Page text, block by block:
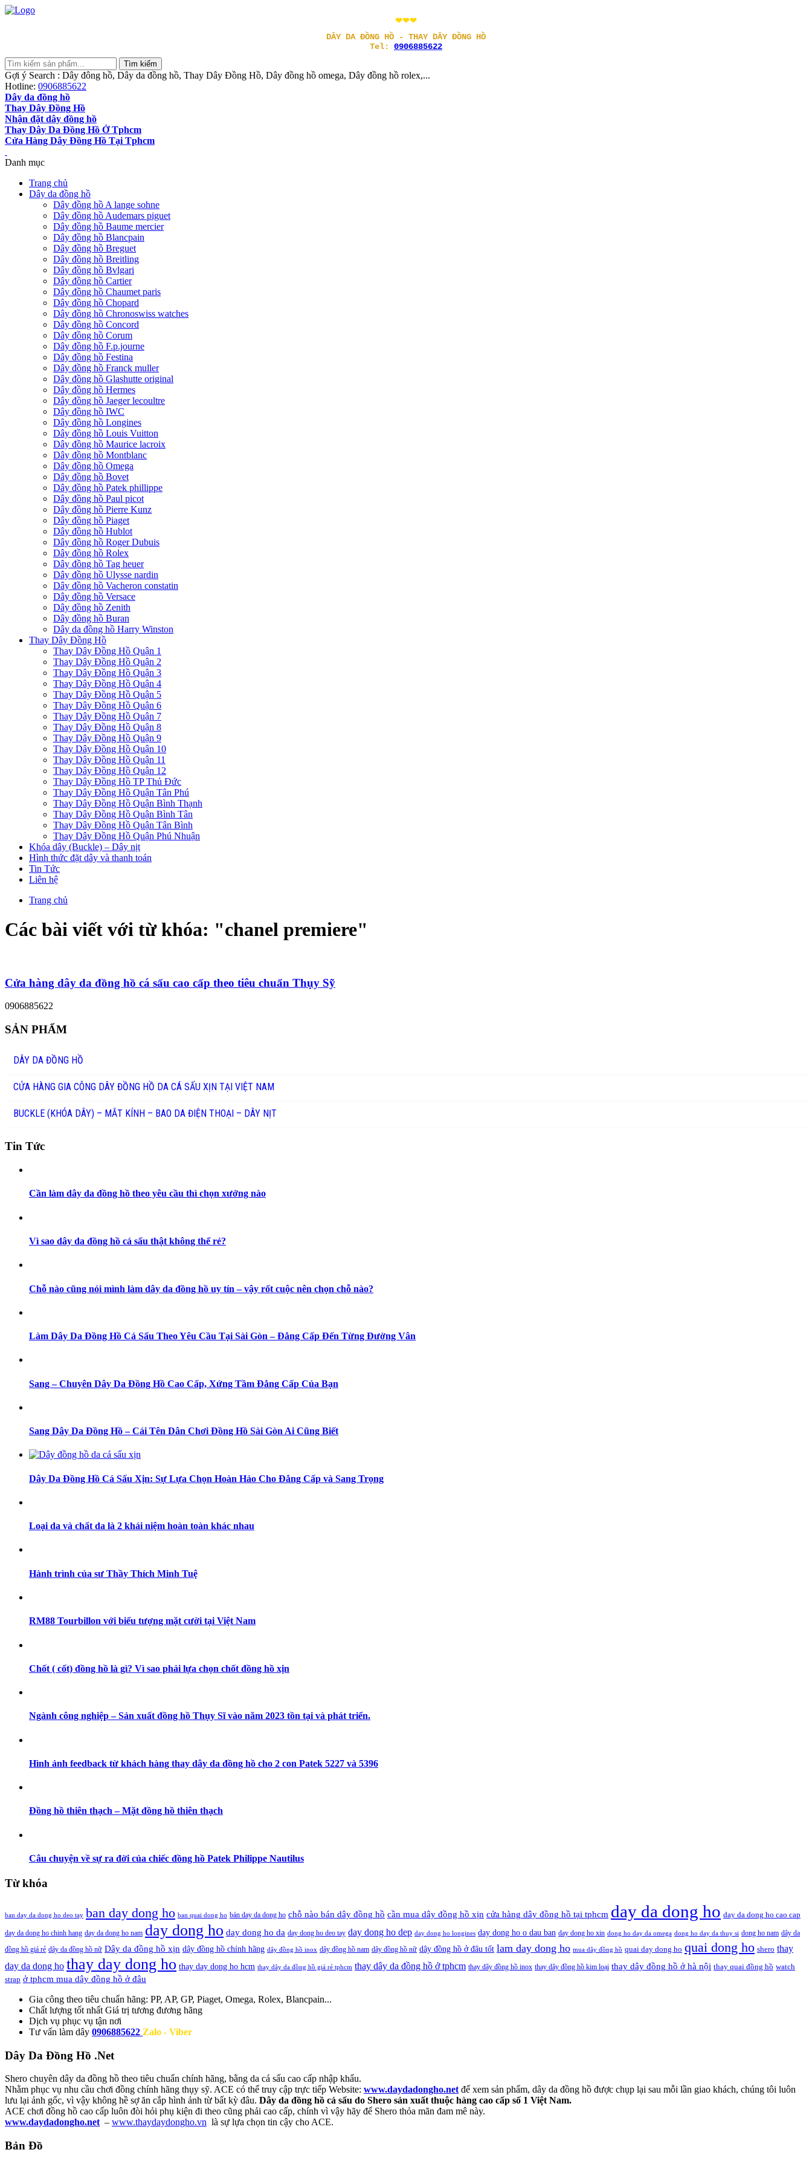
❤❤❤
DÂY DA ĐỒNG HỒ - THAY DÂY ĐỒNG HỒ
Tel: 0906885622
Gợi ý Search : Dây đông hồ, Dây da đồng hồ, Thay Dây Đồng Hồ, Dây đồng hồ omega, Dây đồng hồ rolex,...
Hotline: 0906885622
Dây da đồng hồ
Thay Dây Đồng Hồ
Nhận đặt dây đồng hồ
Thay Dây Da Đồng Hồ Ở Tphcm
Cửa Hàng Dây Đồng Hồ Tại Tphcm
Danh mục
Trang chủ
Dây da đồng hồ
Dây đồng hồ A lange sohne
Dây đồng hồ Audemars piguet
Dây đồng hồ Baume mercier
Dây đồng hồ Blancpain
Dây đồng hồ Breguet
Dây đồng hồ Breitling
Dây đồng hồ Bvlgari
Dây đồng hồ Cartier
Dây đồng hồ Chaumet paris
Dây đồng hồ Chopard
Dây đồng hồ Chronoswiss watches
Dây đồng hồ Concord
Dây đồng hồ Corum
Dây đồng hồ F.p.journe
Dây đồng hồ Festina
Dây đồng hồ Franck muller
Dây đồng hồ Glashutte original
Dây đồng hồ Hermes
Dây đồng hồ Jaeger lecoultre
Dây đồng hồ IWC
Dây đồng hồ Longines
Dây đồng hồ Louis Vuitton
Dây đồng hồ Maurice lacroix
Dây đồng hồ Montblanc
Dây đồng hồ Omega
Dây đồng hồ Bovet
Dây đồng hồ Patek phillippe
Dây đồng hồ Paul picot
Dây đồng hồ Pierre Kunz
Dây đồng hồ Piaget
Dây đồng hồ Hublot
Dây đồng hồ Roger Dubuis
Dây đồng hồ Rolex
Dây đồng hồ Tag heuer
Dây đồng hồ Ulysse nardin
Dây đồng hồ Vacheron constatin
Dây đồng hồ Versace
Dây đồng hồ Zenith
Dây đồng hồ Buran
Dây da đồng hồ Harry Winston
Thay Dây Đồng Hồ
Thay Dây Đồng Hồ Quận 1
Thay Dây Đồng Hồ Quận 2
Thay Dây Đồng Hồ Quận 3
Thay Dây Đồng Hồ Quận 4
Thay Dây Đồng Hồ Quận 5
Thay Dây Đồng Hồ Quận 6
Thay Dây Đồng Hồ Quận 7
Thay Dây Đồng Hồ Quận 8
Thay Dây Đồng Hồ Quận 9
Thay Dây Đồng Hồ Quận 10
Thay Dây Đồng Hồ Quận 11
Thay Dây Đồng Hồ Quận 12
Thay Dây Đồng Hồ TP Thủ Đức
Thay Dây Đồng Hồ Quận Tân Phú
Thay Dây Đồng Hồ Quận Bình Thạnh
Thay Dây Đồng Hồ Quận Bình Tân
Thay Dây Đồng Hồ Quận Tân Bình
Thay Dây Đồng Hồ Quận Phú Nhuận
Khóa dây (Buckle) – Dây nịt
Hình thức đặt dây và thanh toán
Tin Tức
Liên hệ
Trang chủ
Các bài viết với từ khóa: "chanel premiere"
Cửa hàng dây da đồng hồ cá sấu cao cấp theo tiêu chuẩn Thụy Sỹ
0906885622
SẢN PHẨM
DÂY DA ĐỒNG HỒ
CỬA HÀNG GIA CÔNG DÂY ĐỒNG HỒ DA CÁ SẤU XỊN TẠI VIỆT NAM
BUCKLE (KHÓA DÂY) – MẮT KÍNH – BAO DA ĐIỆN THOẠI – DÂY NỊT
Tin Tức
Cần làm dây da đồng hồ theo yêu cầu thì chọn xưởng nào
Vì sao dây da đồng hồ cá sấu thật không thể rẻ?
Chỗ nào cũng nói mình làm dây da đồng hồ uy tín – vậy rốt cuộc nên chọn chỗ nào?
Làm Dây Da Đồng Hồ Cá Sấu Theo Yêu Cầu Tại Sài Gòn – Đẳng Cấp Đến Từng Đường Vân
Sang – Chuyên Dây Da Đồng Hồ Cao Cấp, Xứng Tầm Đẳng Cấp Của Bạn
Sang Dây Da Đồng Hồ – Cái Tên Dân Chơi Đồng Hồ Sài Gòn Ai Cũng Biết
Dây Da Đồng Hồ Cá Sấu Xịn: Sự Lựa Chọn Hoàn Hảo Cho Đẳng Cấp và Sang Trọng
Loại da và chất da là 2 khái niệm hoàn toàn khác nhau
Hành trình của sư Thầy Thích Minh Tuệ
RM88 Tourbillon với biểu tượng mặt cười tại Việt Nam
Chốt ( cốt) đồng hồ là gì? Vì sao phải lựa chọn chốt đồng hồ xịn
Ngành công nghiệp – Sản xuất đồng hồ Thụy Sĩ vào năm 2023 tồn tại và phát triển.
Hình ảnh feedback từ khách hàng thay dây da đồng hồ cho 2 con Patek 5227 và 5396
Đồng hồ thiên thạch – Mặt đồng hồ thiên thạch
Câu chuyện về sự ra đời của chiếc đồng hồ Patek Philippe Nautilus
Từ khóa
ban day da dong ho deo tay ban day dong ho ban quai dong ho bán day da dong ho chỗ nào bán dây đồng hồ cần mua dây đồng hồ xịn cửa hàng dây đồng hồ tại tphcm day da dong ho day da dong ho cao cap
day da dong ho chinh hang day da dong ho nam day dong ho day dong ho da day dong ho deo tay day dong ho dep day dong ho longines day dong ho o dau ban day dong ho xin dong ho day da omega dong ho day da thuy si dong ho nam dây da
đồng hồ giá rẻ dây da đồng hồ nữ Dây da đồng hồ xịn dây đồng hồ chính hãng dây đồng hồ inox dây đồng hồ nam dây đồng hồ nữ dây đồng hồ ở đâu tốt lam day dong ho mua dây đồng hồ quai day dong ho quai dong ho shero thay
day da dong ho thay day dong ho thay day dong ho hcm thay dây da đồng hồ giá rẻ tphcm thay dây da đồng hồ ở tphcm thay dây đồng hồ inox thay dây đồng hồ kim loại thay dây đồng hồ ở hà nội thay quai đồng hồ watch
strap ở tphcm mua dây đồng hồ ở đâu
Gia công theo tiêu chuẩn hãng: PP, AP, GP, Piaget, Omega, Rolex, Blancpain...
Chất lượng tốt nhất Giá trị tương đương hãng
Dịch vụ phục vụ tận nơi
Tư vấn làm dây 0906885622 Zalo - Viber
Dây Da Đồng Hồ .Net
Shero chuyên dây da đồng hồ theo tiêu chuẩn chính hãng, bằng da cá sấu cao cấp nhập khẩu.
Nhằm phục vụ nhu cầu chơi đồng chính hãng thụy sỹ. ACE có thể truy cập trực tiếp Website: www.daydadongho.net để xem sản phẩm, dây da đồng hồ được chụp lại sau mỗi lần giao khách, chúng tôi luôn
lưu lại ảnh gốc, vì vậy không hề sợ ăn cắp hình ảnh từ bất kỳ đâu. Dây da đồng hồ cá sấu do Shero sản xuất thuộc hàng cao cấp số 1 Việt Nam.
ACE chơi đồng hồ cao cấp luôn đòi hỏi phụ kiện đi theo cũng phải cao cấp, chính vì vậy hãy để Shero thỏa mãn đam mê này.
www.daydadongho.net – www.thaydaydongho.vn là sự lựa chọn tin cậy cho ACE.
Bản Đồ